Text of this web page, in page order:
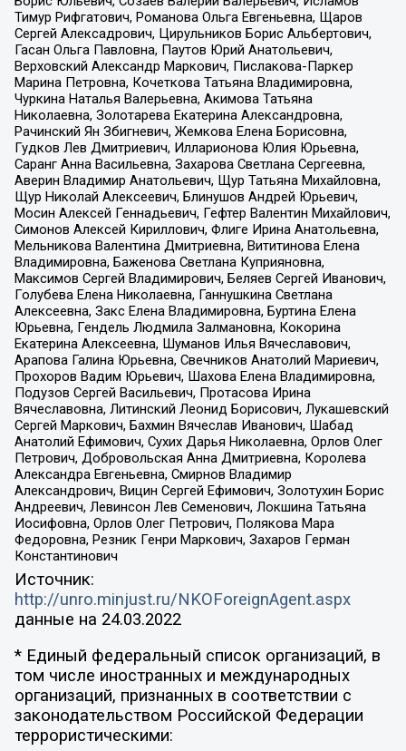
Тимур Рифгатович, Романова Ольга Евгеньевна, Щаров
Сергей Алексадрович, Цирульников Борис Альбертович,
Гасан Ольга Павловна, Паутов Юрий Анатольевич,
Верховский Александр Маркович, Пислакова-Паркер
Марина Петровна, Кочеткова Татьяна Владимировна,
Чуркина Наталья Валерьевна, Акимова Татьяна
Николаевна, Золотарева Екатерина Александровна,
Рачинский Ян Збигневич, Жемкова Елена Борисовна,
Гудков Лев Дмитриевич, Илларионова Юлия Юрьевна,
Саранг Анна Васильевна, Захарова Светлана Сергеевна,
Аверин Владимир Анатольевич, Щур Татьяна Михайловна,
Щур Николай Алексеевич, Блинушов Андрей Юрьевич,
Мосин Алексей Геннадьевич, Гефтер Валентин Михайлович,
Симонов Алексей Кириллович, Флиге Ирина Анатольевна,
Мельникова Валентина Дмитриевна, Вититинова Елена
Владимировна, Баженова Светлана Куприяновна,
Максимов Сергей Владимирович, Беляев Сергей Иванович,
Голубева Елена Николаевна, Ганнушкина Светлана
Алексеевна, Закс Елена Владимировна, Буртина Елена
Юрьевна, Гендель Людмила Залмановна, Кокорина
Екатерина Алексеевна, Шуманов Илья Вячеславович,
Арапова Галина Юрьевна, Свечников Анатолий Мариевич,
Прохоров Вадим Юрьевич, Шахова Елена Владимировна,
Подузов Сергей Васильевич, Протасова Ирина
Вячеславовна, Литинский Леонид Борисович, Лукашевский
Сергей Маркович, Бахмин Вячеслав Иванович, Шабад
Анатолий Ефимович, Сухих Дарья Николаевна, Орлов Олег
Петрович, Добровольская Анна Дмитриевна, Королева
Александра Евгеньевна, Смирнов Владимир
Александрович, Вицин Сергей Ефимович, Золотухин Борис
Андреевич, Левинсон Лев Семенович, Локшина Татьяна
Иосифовна, Орлов Олег Петрович, Полякова Мара
Федоровна, Резник Генри Маркович, Захаров Герман
Константинович
Источник:
http://unro.minjust.ru/NKOForeignAgent.aspx
данные на 24.03.2022
* Единый федеральный список организаций, в
том числе иностранных и международных
организаций, признанных в соответствии с
законодательством Российской Федерации
террористическими: